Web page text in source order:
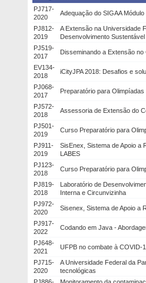
PJ717-
2020
Adequação do SIGAA
PJ812-
2019
A Extensão na Universidade
Desenvolvimento
PJ519-
2017
Disseminando a Extensão
EV134-
2018
iCityJPA 2018: Desafios e
PJ068-
2017
Preparatório para
PJ572-
2018
Assessoria de Extensão do
PJ501-
2019
Curso Preparatório para
PJ911-
2019
SisEnex, Sistema de Apoio a
LABES
PJ123-
2018
Curso Preparatório para
PJ819-
2018
Laboratório de
Interna e Circunvizinha
PJ972-
2020
Sisenex, Sistema de Apoio a
PJ917-
2022
Codando em Java -
PJ648-
2021
UFPB no combate à COVID-
PJ715-
2020
A Universidade Federal da
tecnológicas